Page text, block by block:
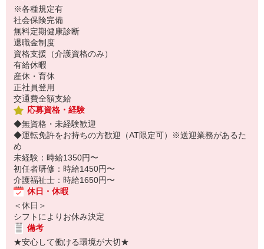
※各種規定有
社会保険完備
無料定期健康診断
退職金制度
資格支援（介護資格のみ）
有給休暇
産休・育休
正社員登用
交通費全額支給
応募資格・経験
◆無資格・未経験歓迎
◆運転免許をお持ちの方歓迎（AT限定可）※送迎業務があるた
め
未経験：時給1350円〜
初任者研修：時給1450円〜
介護福祉士：時給1650円〜
休日・休暇
＜休日＞
シフトによりお休み決定
備考
★安心して働ける環境が大切★